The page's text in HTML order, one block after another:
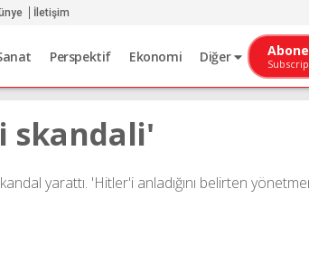
İletişim
Perspektif Ekonomi Diğer
skandali'
yarattı. 'Hitler'i anladığını belirten